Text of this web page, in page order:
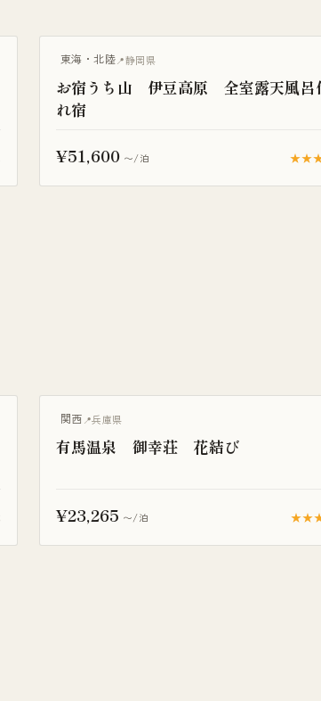
露天風呂付き客室
東海・北陸 静岡県
お宿うち山 伊豆高原 全室露天風呂
れ宿
¥51,600 〜/泊
関西 兵庫県
有馬温泉 御幸荘 花結び
¥23,265 〜/泊